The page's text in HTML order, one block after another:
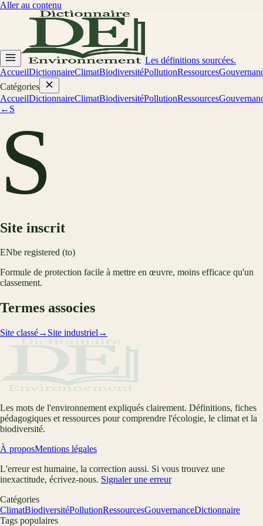
Aller au contenu
Les définitions sourcées.
AccueilDictionnaireClimatBiodiversitéPollutionRessources
Catégories
AccueilDictionnaireClimatBiodiversitéPollutionRessources
← S
S
Site inscrit
ENbe registered (to)
Formule de protection facile à mettre en œuvre, moins efficace qu'un
classement.
Termes associes
Site classé→ Site industriel →
Les mots de l'environnement expliqués clairement. Définitions, fiches
pédagogiques et ressources pour comprendre l'écologie, le climat et la
biodiversité.
À proposMentions légales
L'erreur est humaine, la correction aussi. Si vous trouvez une
inexactitude, écrivez-nous. Signaler une erreur
Catégories
ClimatBiodiversitéPollutionRessourcesGouvernanceDictionnaire
Tags populaires